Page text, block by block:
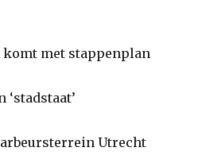
met stappenplan
Utrecht